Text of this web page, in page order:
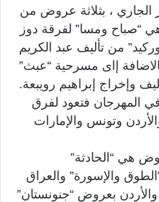
من 10 إلى 16 يناير الجاري ، بثلاثة عروض من
هي “صباح ومسا” لفرقة دوز
من تأليف عبد الكريم
إاى مسرحية “عبث”
وإخراج إبراهيم رويبعة.
المهرجان فتعود لفرق
وتونس والإمارات
هي “الحادثة”
والإسورة” والعراق
بعروض “جنونستان”